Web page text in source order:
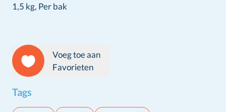
1,5 kg, Per bak
Voeg toe aan
Favorieten
Tags